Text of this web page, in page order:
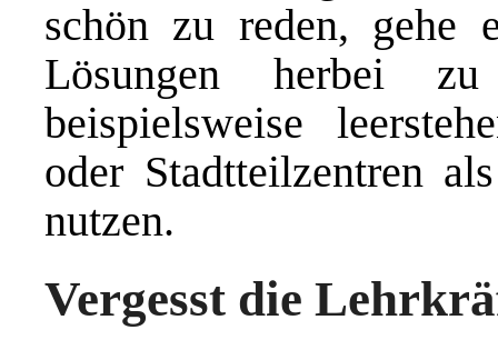
schön zu reden, gehe
Lösungen herbei
beispielsweise
oder Stadtteilzentren
nutzen.
Vergesst die